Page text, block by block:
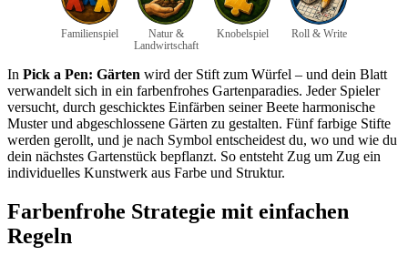
Familienspiel
Natur &
Landwirtschaft
Knobelspiel Roll & Write
In Pick a Pen: Gärten wird der Stift zum Würfel – und dein Blatt
verwandelt sich in ein farbenfrohes Gartenparadies. Jeder Spieler
versucht, durch geschicktes Einfärben seiner Beete harmonische
Muster und abgeschlossene Gärten zu gestalten. Fünf farbige Stifte
werden gerollt, und je nach Symbol entscheidest du, wo und wie du
dein nächstes Gartenstück bepflanzt. So entsteht Zug um Zug ein
individuelles Kunstwerk aus Farbe und Struktur.
Farbenfrohe Strategie mit einfachen
Regeln